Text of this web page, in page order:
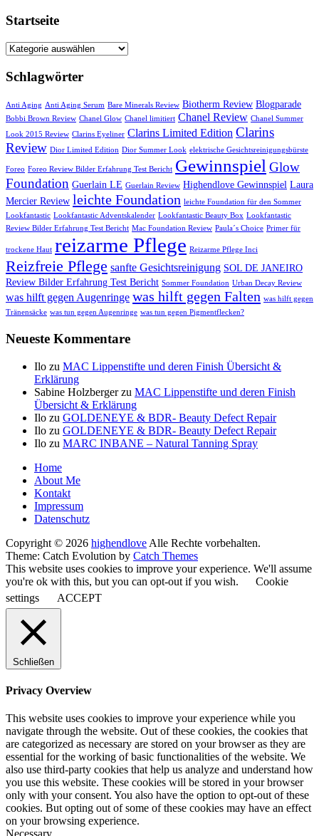
Startseite
Startseite
Schlagwörter
Anti Aging Anti Aging Serum Bare Minerals Review Biotherm Review Blogparade
Bobbi Brown Review Chanel Glow Chanel limitiert Chanel Review Chanel Summer
Look 2015 Review Clarins Eyeliner Clarins Limited Edition Clarins
Review Dior Limited Edition Dior Summer Look elektrische Gesichtsreinigungsbürste
Foreo Foreo Review Bilder Erfahrung Test Bericht Gewinnspiel Glow
Foundation Guerlain LE Guerlain Review Highendlove Gewinnspiel Laura
Mercier Review leichte Foundation leichte Foundation für den Sommer
Lookfantastic Lookfantastic Adventskalender Lookfantastic Beauty Box Lookfantastic
Review Bilder Erfahrung Test Bericht Mac Foundation Review Paula´s Choice Primer für
trockene Haut reizarme Pflege Reizarme Pflege Inci
Reizfreie Pflege sanfte Gesichtsreinigung SOL DE JANEIRO
Review Bilder Erfahrung Test Bericht Sommer Foundation Urban Decay Review
was hilft gegen Augenringe was hilft gegen Falten was hilft gegen
Tränensäcke was tun gegen Augenringe was tun gegen Pigmentflecken?
Neueste Kommentare
Ilo zu MAC Lippenstifte und deren Finish Übersicht &
Erklärung
Sabine Holzbergerzu MAC Lippenstifte und deren Finish
Übersicht & Erklärung
Ilo zu GOLDENEYE & BDR- Beauty Defect Repair
Ilo zu GOLDENEYE & BDR- Beauty Defect Repair
Ilo zu MARC INBANE – Natural Tanning Spray
Seitenfuß-
Menü
Home
About Me
Kontakt
Impressum
Datenschutz
Copyright © 2026 highendlove Alle Rechte vorbehalten.
Theme: Catch Evolution by Catch Themes
This website uses cookies to improve your experience. We'll assume
you're ok with this, but you can opt-out if you wish.
Cookie
settings
ACCEPT
Schließen
Privacy Overview
This website uses cookies to improve your experience while you
navigate through the website. Out of these cookies, the cookies that
are categorized as necessary are stored on your browser as they are
essential for the working of basic functionalities of the website. We
also use third-party cookies that help us analyze and understand how
you use this website. These cookies will be stored in your browser
only with your consent. You also have the option to opt-out of these
cookies. But opting out of some of these cookies may have an effect
on your browsing experience.